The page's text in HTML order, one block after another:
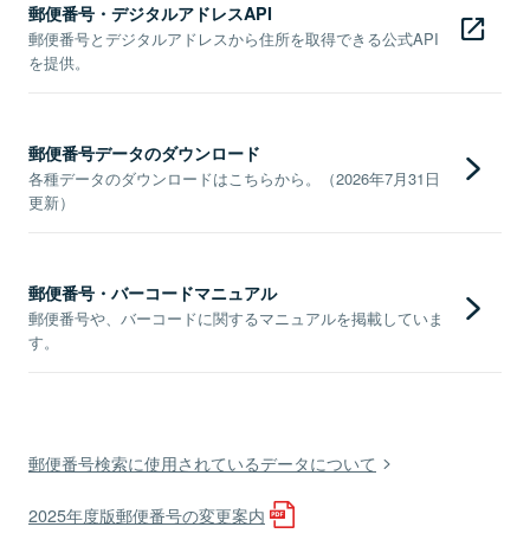
郵便番号・デジタルアドレスAPI
郵便番号とデジタルアドレスから住所を取得できる公式API
を提供。
郵便番号データのダウンロード
各種データのダウンロードはこちらから。（2026年7月31日
更新）
郵便番号・バーコードマニュアル
郵便番号や、バーコードに関するマニュアルを掲載していま
す。
郵便番号検索に使用されているデータについて
2025年度版郵便番号の変更案内